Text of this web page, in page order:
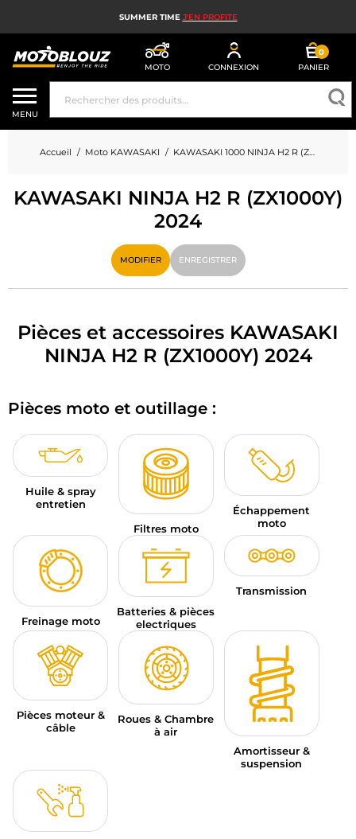
SUMMER TIME J'EN PROFITE
MOTO CONNEXION
0
PANIER
CASQUE MOTO
ÉQUIPEMENT MOTO HOMME
ÉQUIPEMENT MOTO FEMME
MX, ENDURO ET TRIAL
HIGH TECH MOTO
AIRBAG MOTO
ACCESSOIRES MOTO
PNEUS MOTO
SPORTSWEAR
BONS PLANS ET PROMO
CARTES CADEAUX
FR | EUR € — MODIFIER
MARQUES
CONSEILS
NOUS CONTACTER
MENU
Accueil Moto KAWASAKI KAWASAKI 1000 NINJA H2 R (ZX1000Y)
KAWASAKI NINJA H2 R (ZX1000Y)
2024
MODIFIER ENREGISTRER
Pièces et accessoires KAWASAKI
NINJA H2 R (ZX1000Y) 2024
Pièces moto et outillage :
Huile & spray
entretien
Filtres moto
Échappement
moto
Freinage moto
Batteries & pièces
electriques
Transmission
Pièces moteur &
câble
Roues & Chambre
à air
Amortisseur &
suspension